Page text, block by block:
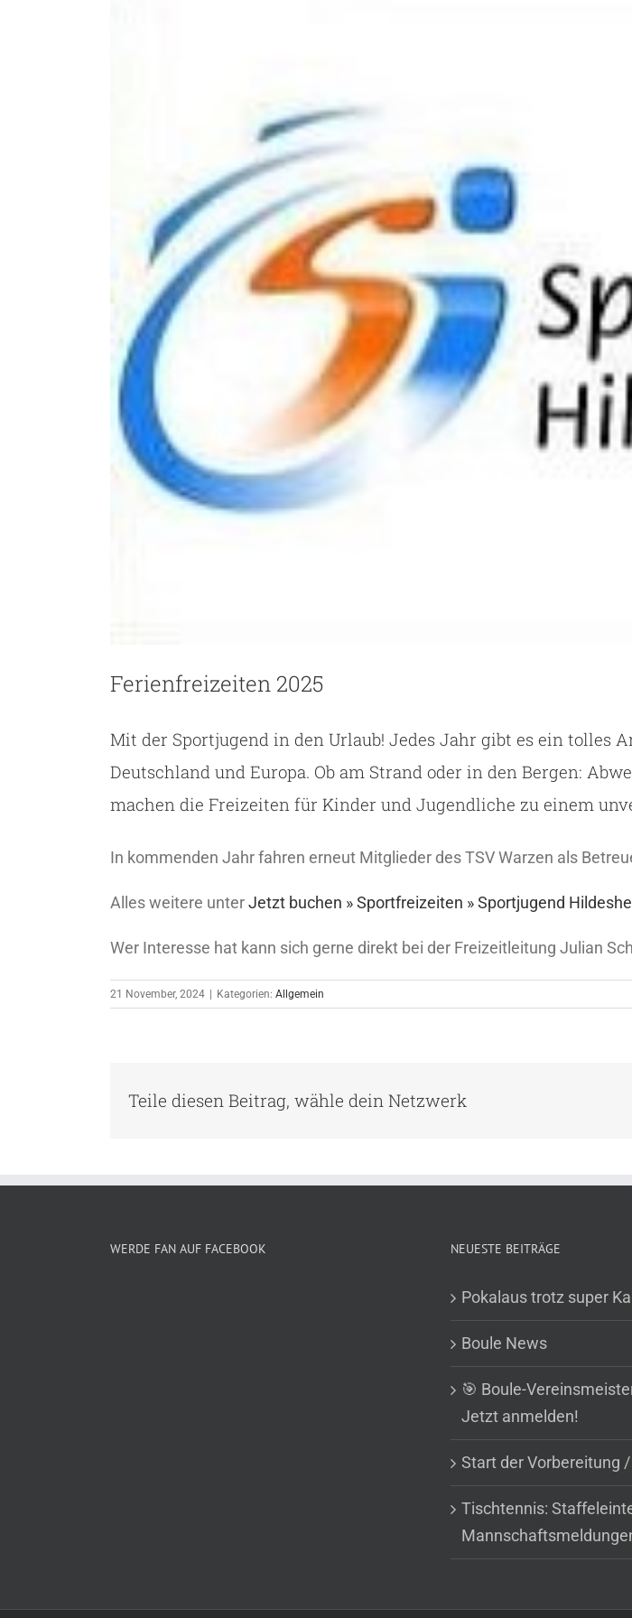
Ferienfreizeiten 2025
Mit der Sportjugend in den Urlaub! Jedes Jahr gibt es ein tol­les
Deutsch­land und Europa. Ob am Strand oder in den Ber­gen:
machen die Frei­zei­ten für Kin­der und Jugend­li­che zu einem
In kommenden Jahr fahren erneut Mitglieder des TSV Warzen als
Alles weitere unterJetzt buchen » Sportfreizeiten » Sportjugend
Wer Interesse hat kann sich gerne direkt bei der Freizeitleitung Julian
21 November, 2024 | Kategorien: Allgemein
Teile diesen Beitrag, wähle dein Netzwerk
WERDE FAN AUF FACEBOOK NEUESTE BEITRÄGE
Pokalaus trotz super
Boule News
🎯 Boule-
Jetzt anmelden!
Start der Vorbereitung
Tischtennis: